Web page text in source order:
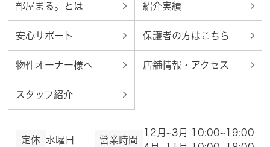
部屋まる。とは 紹介実績
安心サポート 保護者の方はこちら
物件オーナー様へ 店舗情報・アクセス
スタッフ紹介
定休 水曜日 営業時間
12月~3月 10:00~19:00